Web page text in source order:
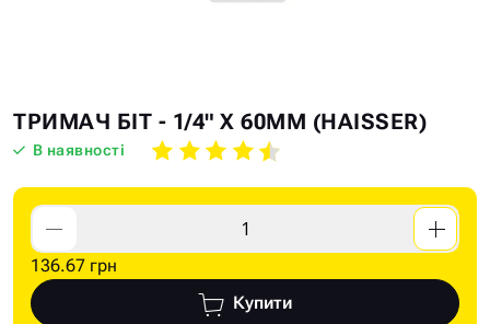
Skip
to
the
end
the
images
gallery
Skip
to
the
beginning
the
images
gallery
ТРИМАЧ БІТ - 1/4" Х 60ММ (HAISSER)
В наявності
136.67 грн
Купити